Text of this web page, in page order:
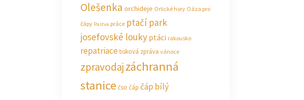
Olešenka orchideje Orlické hory Oáza pro
čápy Pastva práce ptačí park
josefovské louky ptáci rakousko
repatriacetisková zpráva vánoce
zpravodajzáchranná
stanice čso čáp čáp bílý